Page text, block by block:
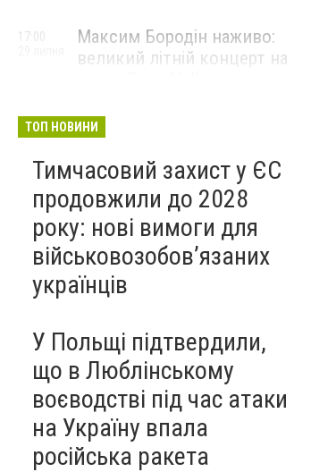
Максим Бородін наживо:
великий літній концерт на
17:00
ТОП НОВИНИ
Тимчасовий захист у ЄС
продовжили до 2028
року: нові вимоги для
військовозобов’язаних
українців
У Польщі підтвердили,
що в Люблінському
воєводстві під час атаки
на Україну впала
російська ракета